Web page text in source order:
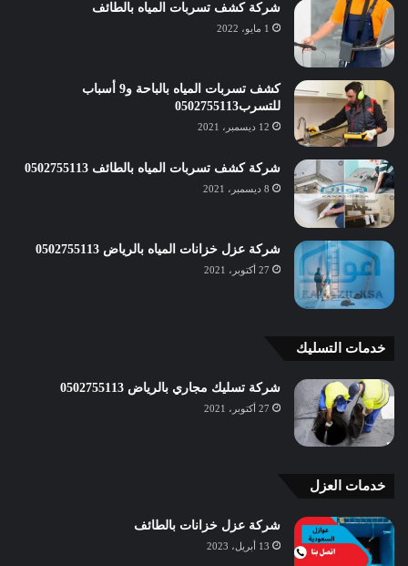
شركة كشف تسربات المياه بالطائف
1 مايو، 2022
كشف تسربات المياه بالباحة و9 أسباب
للتسرب0502755113
12 ديسمبر، 2021
شركة كشف تسربات المياه بالطائف 0502755113
8 ديسمبر، 2021
شركة عزل خزانات المياه بالرياض 0502755113
27 أكتوبر، 2021
خدمات التسليك
شركة تسليك مجاري بالرياض 0502755113
27 أكتوبر، 2021
خدمات العزل
شركة عزل خزانات بالطائف
13 أبريل، 2023